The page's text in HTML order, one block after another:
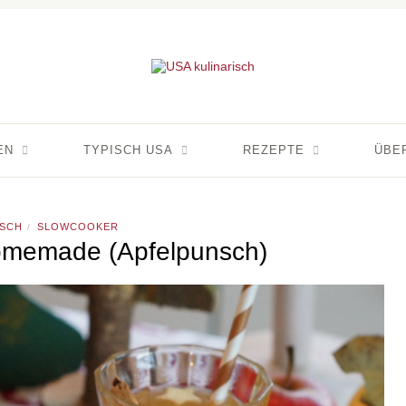
TYPISCH USA REZEPTE
/ SLOWCOOKER
(Apfelpunsch)